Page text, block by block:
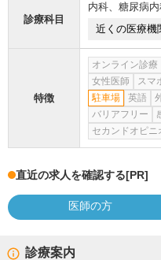
診療科目
内科、 糖尿病
近くの医療機
特徴
オンライン診療
女性医師
スマ
駐車場
英語
バリアフリー
セカンドオピ
直近の求人を確認する[PR]
医師の方
診療案内